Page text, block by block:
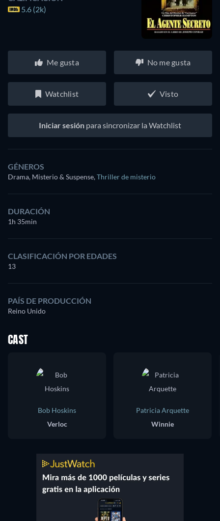
5.6 (2k)
Me gusta No me gusta
Watchlist Visto
Iniciar sesión para sincronizar la Watchlist
GÉNEROS
Drama, Misterio & Suspense,Thriller de misterio
DURACIÓN
1h 35min
CLASIFICACIÓN POR EDADES
13
PAÍS DE PRODUCCIÓN
Reino Unido
CAST
Bob Hoskins
Verloc
Patricia Arquette
Winnie